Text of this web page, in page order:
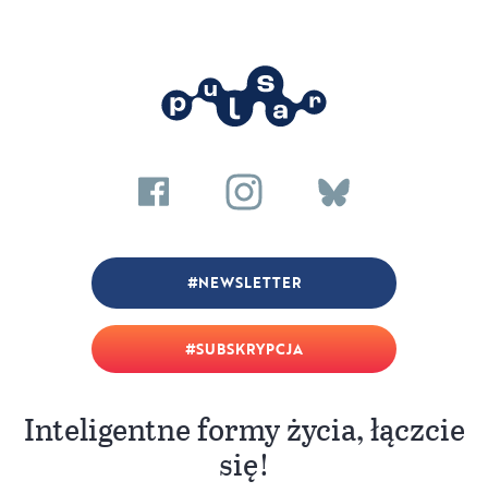
SUBSKRYPCJA
NEWSLETTER
Inteligentne formy życia, łączcie
się!